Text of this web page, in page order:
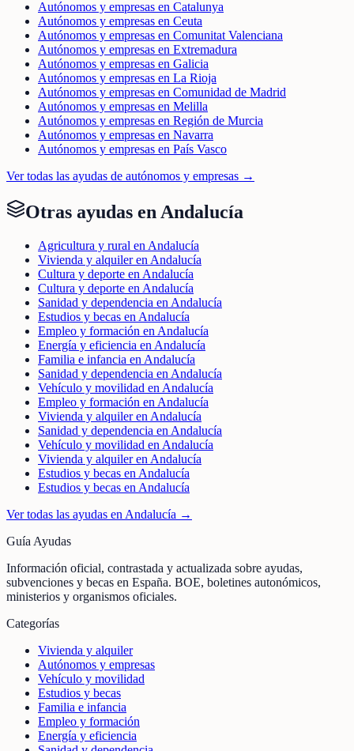
Autónomos y empresas en Catalunya
Autónomos y empresas en Ceuta
Autónomos y empresas en Comunitat Valenciana
Autónomos y empresas en Extremadura
Autónomos y empresas en Galicia
Autónomos y empresas en La Rioja
Autónomos y empresas en Comunidad de Madrid
Autónomos y empresas en Melilla
Autónomos y empresas en Región de Murcia
Autónomos y empresas en Navarra
Autónomos y empresas en País Vasco
Ver todas las ayudas de autónomos y empresas →
Otras ayudas enAndalucía
Agricultura y rural en Andalucía
Vivienda y alquiler en Andalucía
Cultura y deporte en Andalucía
Cultura y deporte en Andalucía
Sanidad y dependencia en Andalucía
Estudios y becas en Andalucía
Empleo y formación en Andalucía
Energía y eficiencia en Andalucía
Familia e infancia en Andalucía
Sanidad y dependencia en Andalucía
Vehículo y movilidad en Andalucía
Empleo y formación en Andalucía
Vivienda y alquiler en Andalucía
Sanidad y dependencia en Andalucía
Vehículo y movilidad en Andalucía
Vivienda y alquiler en Andalucía
Estudios y becas en Andalucía
Estudios y becas en Andalucía
Ver todas las ayudas en Andalucía →
Guía Ayudas
Información oficial, contrastada y actualizada sobre ayudas,
subvenciones y becas en España. BOE, boletines autonómicos,
ministerios y organismos oficiales.
Categorías
Vivienda y alquiler
Autónomos y empresas
Vehículo y movilidad
Estudios y becas
Familia e infancia
Empleo y formación
Energía y eficiencia